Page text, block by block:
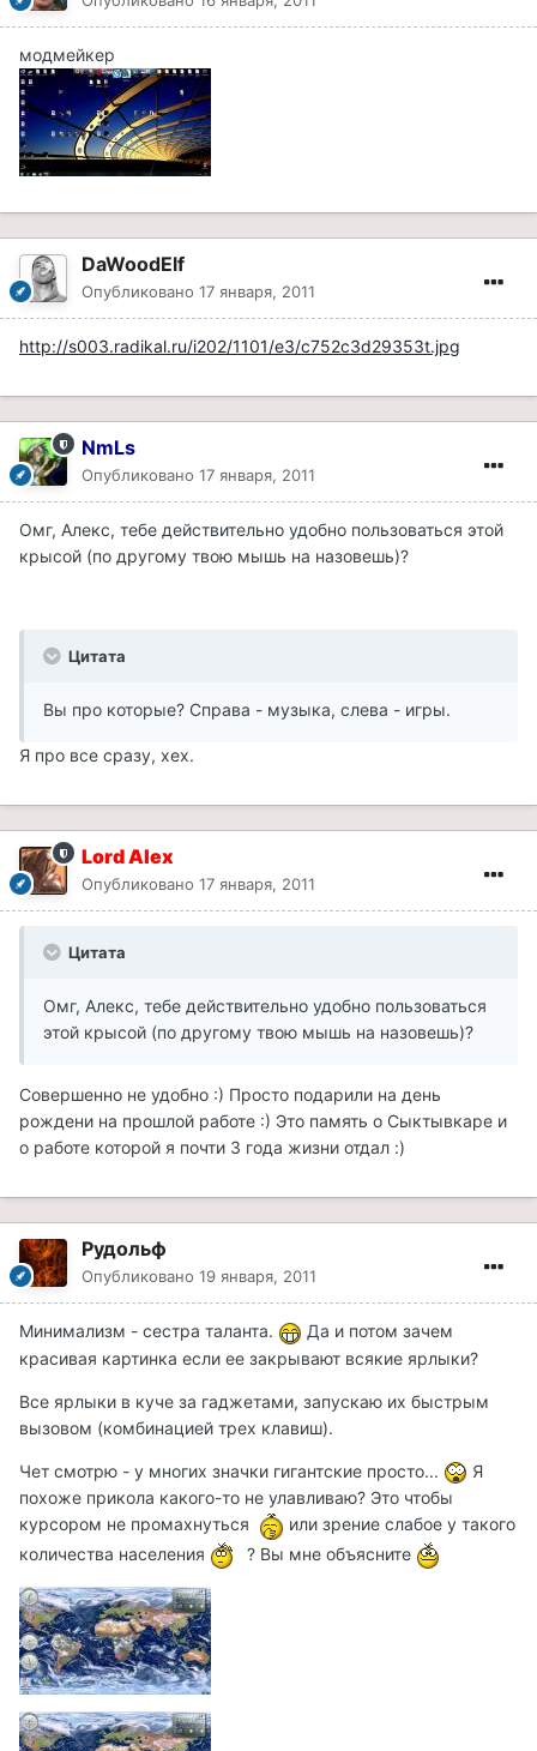
модмейкер
DaWoodElf
Опубликовано 17 января, 2011
http://s003.radikal.ru/i202/1101/e3/c752c3d29353t.jpg
NmLs
Опубликовано 17 января, 2011
Омг, Алекс, тебе действительно удобно пользоваться этой
крысой (по другому твою мышь на назовешь)?
Цитата
Вы про которые? Справа - музыка, слева - игры.
Я про все сразу, хех.
Lord Alex
Опубликовано 17 января, 2011
Цитата
Омг, Алекс, тебе действительно удобно пользоваться
этой крысой (по другому твою мышь на назовешь)?
Совершенно не удобно :) Просто подарили на день
рождени на прошлой работе :) Это память о Сыктывкаре и
о работе которой я почти 3 года жизни отдал :)
Рудольф
Опубликовано 19 января, 2011
Минимализм - сестра таланта.
Да и потом зачем
красивая картинка если ее закрывают всякие ярлыки?
Все ярлыки в куче за гаджетами, запускаю их быстрым
вызовом (комбинацией трех клавиш).
Чет смотрю - у многих значки гигантские просто...
Я
похоже прикола какого-то не улавливаю? Это чтобы
курсором не промахнуться
или зрение слабое у такого
количества населения
? Вы мне объясните